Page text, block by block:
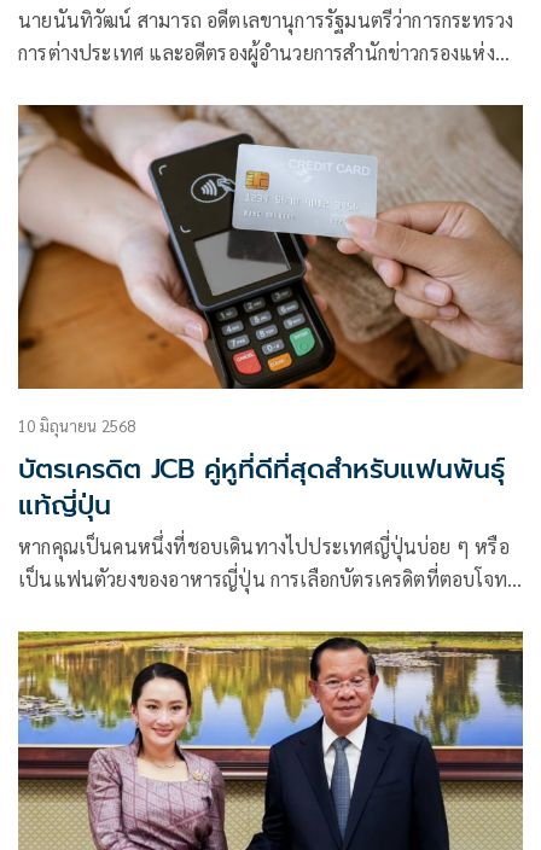
นายนันทิวัฒน์ สามารถ อดีตเลขานุการรัฐมนตรีว่าการกระทรวง
การต่างประเทศ และอดีตรองผู้อำนวยการสำนักข่าวกรองแห่ง
10 มิถุนายน 2568
บัตรเครดิต JCB คู่หูที่ดีที่สุดสำหรับแฟนพันธุ์
แท้ญี่ปุ่น
หากคุณเป็นคนหนึ่งที่ชอบเดินทางไปประเทศญี่ปุ่นบ่อย ๆ หรือ
เป็นแฟนตัวยงของอาหารญี่ปุ่น การเลือกบัตรเครดิตที่ตอบโจทย์